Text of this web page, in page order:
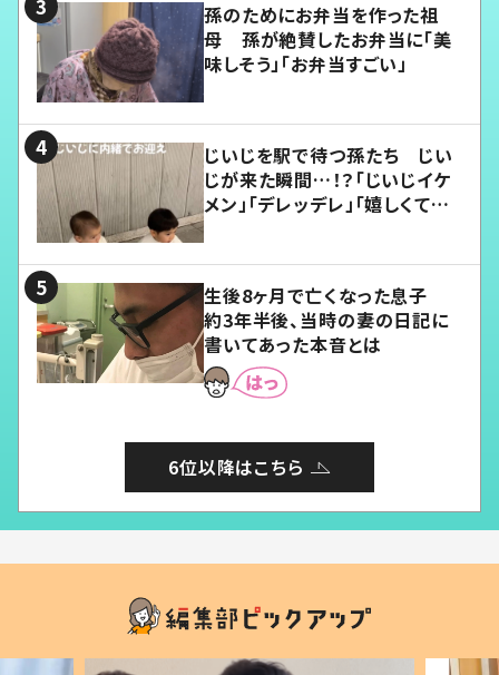
孫のためにお弁当を作った祖
母 孫が絶賛したお弁当に「美
味しそう」「お弁当すごい」
じいじを駅で待つ孫たち じい
じが来た瞬間…！？「じいじイケ
メン」「デレッデレ」「嬉しくて可
生後8ヶ月で亡くなった息子
約3年半後、当時の妻の日記に
書いてあった本音とは
6位以降はこちら